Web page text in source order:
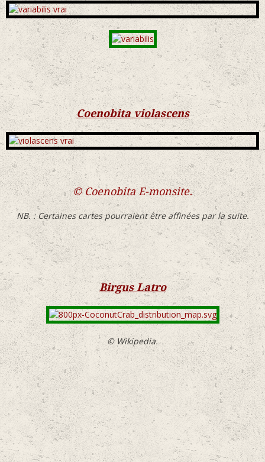
Coenobita violascens
© Coenobita E-monsite.
NB. : Certaines cartes pourraient être affinées par la suite.
Birgus Latro
© Wikipedia.